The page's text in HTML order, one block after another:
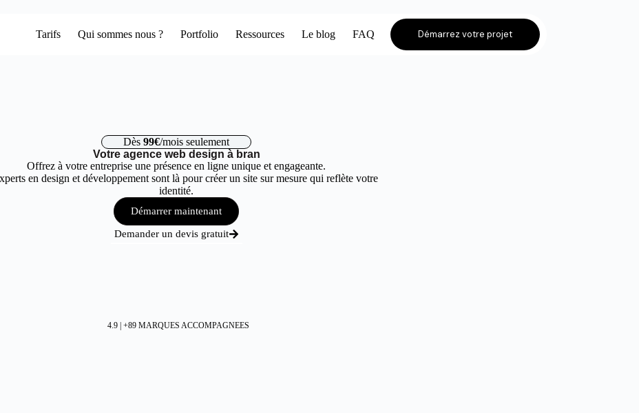
Tarifs Qui sommes nous ? Portfolio Ressources Le blog FAQ Démarrez votre projet
Dès 99€/mois seulement
Votre agence web design à bran
Offrez à votre entreprise une présence en ligne unique et engageante.
en design et développement sont là pour créer un site sur mesure qui reflète votre
identité.
Démarrer maintenant
Demander un devis gratuit
4.9 | +89 MARQUES ACCOMPAGNEES